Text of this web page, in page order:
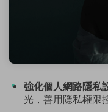
強化個人網路隱私
光，善用隱私權限